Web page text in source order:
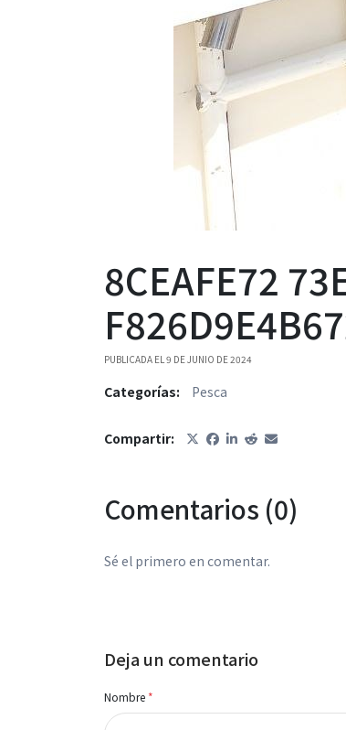
8CEAFE72
PUBLICADA EL 9 DE JUNIO DE 2024
Categorías: Pesca
Compartir:
Comentarios (0)
Sé el primero en comentar.
Deja un comentario
Nombre *